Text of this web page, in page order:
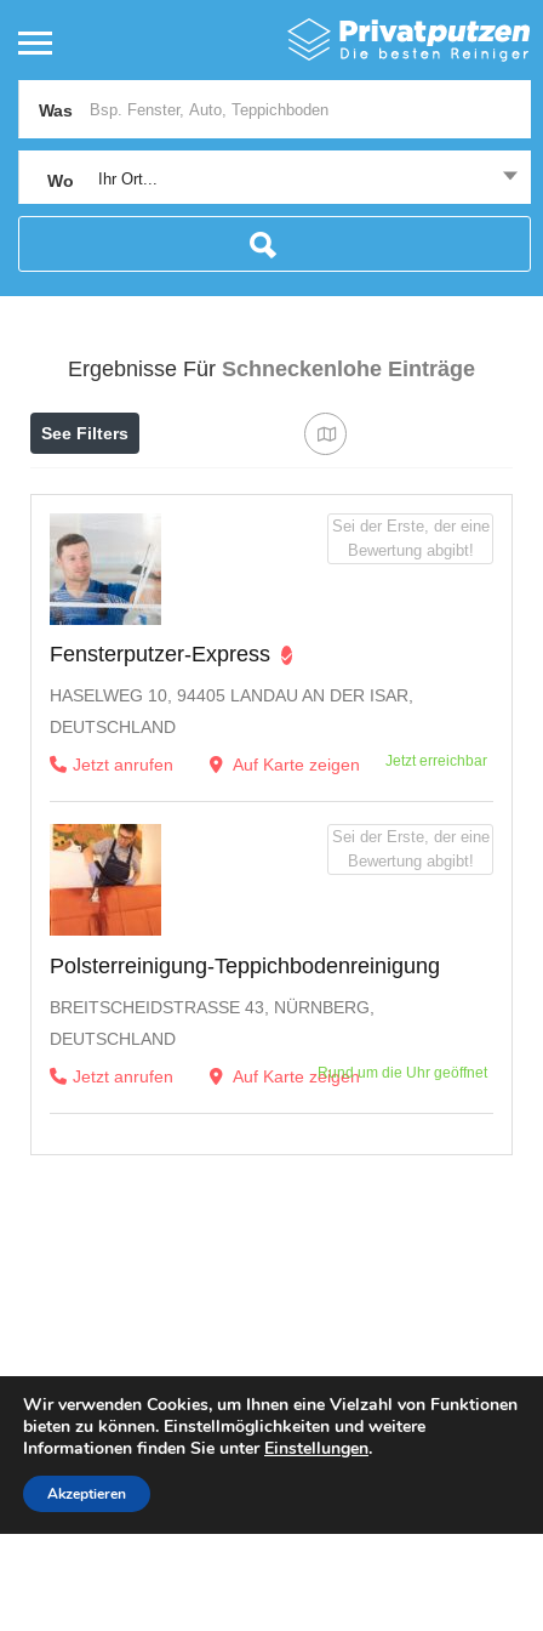
Was
Wo Ihr Ort...
Ergebnisse Für Schneckenlohe Einträge
See Filters
Fensterputzer-Express
HASELWEG 10, 94405 LANDAU AN DER ISAR,
DEUTSCHLAND
Jetzt anrufen
Auf Karte zeigen Jetzt erreichbar
Sei der Erste, der eine
Bewertung abgibt!
Polsterreinigung-Teppichbodenreinigung
BREITSCHEIDSTRASSE 43, NÜRNBERG, D
EUTSCHLAND
Jetzt anrufen
Auf Karte zeigenRund um die Uhr geöffnet
Sei der Erste, der eine
Bewertung abgibt!
Wir verwenden Cookies, um Ihnen eine Vielzahl von Funktionen
bieten zu können. Einstellmöglichkeiten und weitere
Informationen finden Sie unter Einstellungen.
Akzeptieren